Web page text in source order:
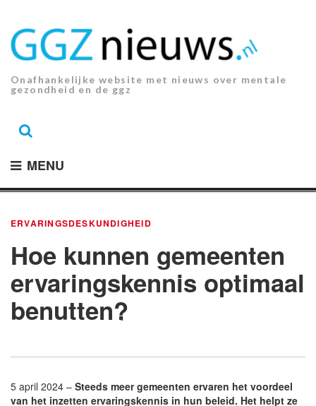
inhoud.
Onafhankelijke website met nieuws over mentale
gezondheid en de ggz
MENU
ERVARINGSDESKUNDIGHEID
Hoe kunnen gemeenten
ervaringskennis optimaal
benutten?
5 april 2024 – Steeds meer gemeenten ervaren het voordeel
van het inzetten ervaringskennis in hun beleid. Het helpt ze